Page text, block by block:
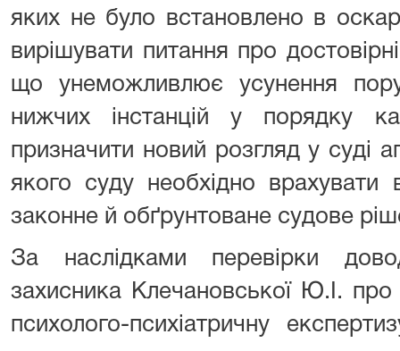
яких не було встановлено в
вирішувати питання про
що унеможливлює усунення
нижчих інстанцій у порядку
призначити новий розгляд у суді
якого суду необхідно врахувати
законне й обґрунтоване судове
За наслідками перевірки
захисника Клечановської Ю.І.
психолого-психіатричну